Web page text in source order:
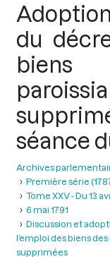
du
séance
Archives
Première série
Tome XXV - Du 13
6 mai 1791
Discussion et
l’emploi des biens
supprimées